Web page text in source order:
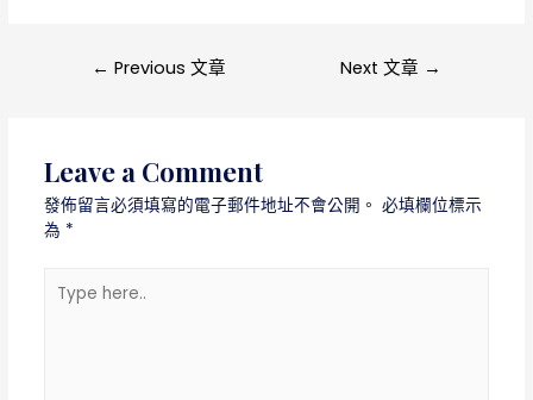
← Previous 文章 Next 文章 →
Leave a Comment
發佈留言必須填寫的電子郵件地址不會公開。 必填欄位標示
為 *
here..